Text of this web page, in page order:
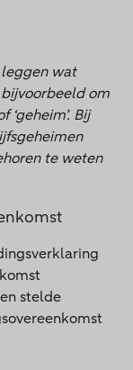
wat
om
Bij
te weten
stelde